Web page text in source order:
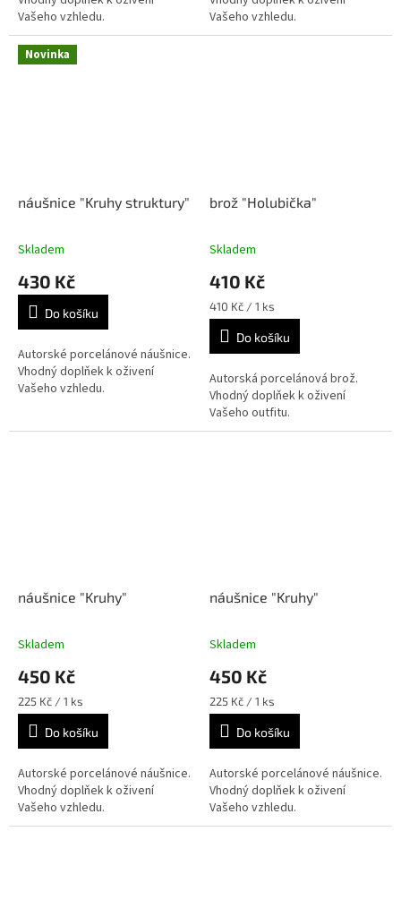
Vašeho vzhledu.
Vašeho vzhledu.
Novinka
náušnice "Kruhy struktury"
Skladem
430 Kč
Do košíku
Autorské porcelánové náušnice.
Vhodný doplňek k oživení
Vašeho vzhledu.
brož "Holubička"
Skladem
410 Kč
Měrná
cena:
410 Kč / 1 ks
Do košíku
Autorská porcelánová brož.
Vhodný doplňek k oživení
Vašeho outfitu.
náušnice "Kruhy"
Skladem
450 Kč
Měrná
cena:
225 Kč / 1 ks
Do košíku
Autorské porcelánové náušnice.
Vhodný doplňek k oživení
Vašeho vzhledu.
náušnice "Kruhy"
Skladem
450 Kč
Měrná
cena:
225 Kč / 1 ks
Do košíku
Autorské porcelánové náušnice.
Vhodný doplňek k oživení
Vašeho vzhledu.